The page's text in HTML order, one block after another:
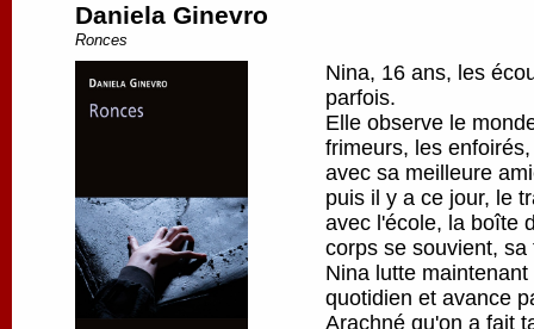
Daniela Ginevro
Ronces
Nina, 16 ans, les
parfois.
Elle observe le
frimeurs, les
avec sa meilleure
puis il y a ce jour, le
avec l'école, la boîte
corps se souvient,
Nina lutte
quotidien et avance
Arachné qu'on a fait